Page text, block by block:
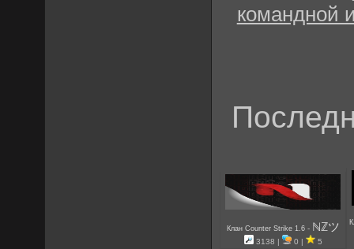
командной
Клан Counter Strike 1.6 - ℕℤツ
3138 | 0 | 5